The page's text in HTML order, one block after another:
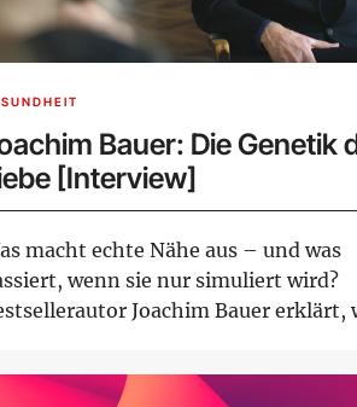
Bauer: Die Genetik
[Interview]
macht echte Nähe aus – und was
wenn sie nur simuliert wird?
Joachim Bauer erklärt,